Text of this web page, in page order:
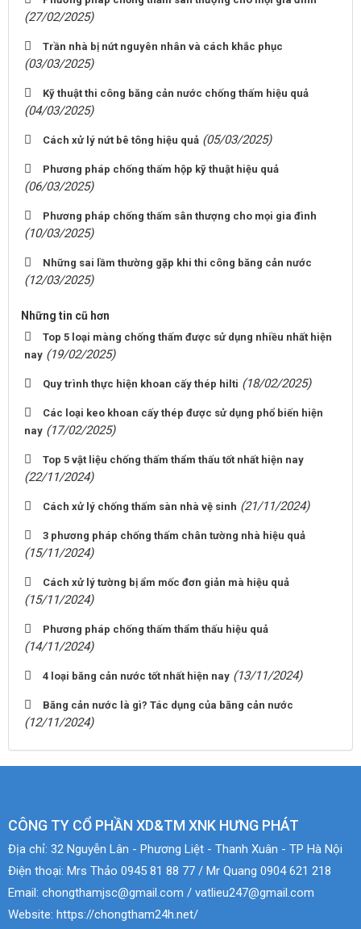
(27/02/2025)
Trần nhà bị nứt nguyên nhân và cách khắc phục
(03/03/2025)
Kỹ thuật thi công băng cản nước chống thấm hiệu quả
(04/03/2025)
Cách xử lý nứt bê tông hiệu quả (05/03/2025)
Phương pháp chống thấm hộp kỹ thuật hiệu quả
(06/03/2025)
Phương pháp chống thấm sân thượng cho mọi gia đình
(10/03/2025)
Những sai lầm thường gặp khi thi công băng cản nước
(12/03/2025)
Những tin cũ hơn
Top 5 loại màng chống thấm được sử dụng nhiều nhất hiện
nay (19/02/2025)
Quy trình thực hiện khoan cấy thép hilti (18/02/2025)
Các loại keo khoan cấy thép được sử dụng phổ biến hiện
nay (17/02/2025)
Top 5 vật liệu chống thấm thẩm thấu tốt nhất hiện nay
(22/11/2024)
Cách xử lý chống thấm sàn nhà vệ sinh (21/11/2024)
3 phương pháp chống thấm chân tường nhà hiệu quả
(15/11/2024)
Cách xử lý tường bị ẩm mốc đơn giản mà hiệu quả
(15/11/2024)
Phương pháp chống thấm thẩm thấu hiệu quả
(14/11/2024)
4 loại băng cản nước tốt nhất hiện nay (13/11/2024)
Băng cản nước là gì? Tác dụng của băng cản nước
(12/11/2024)
CÔNG TY CỔ PHẦN XD&TM XNK HƯNG PHÁT
Địa chỉ: 32 Nguyễn Lân - Phương Liệt - Thanh Xuân - TP Hà Nội
Điện thoại: Mrs Thảo 0945 81 88 77 / Mr Quang 0904 621 218
Email: chongthamjsc@gmail.com / vatlieu247@gmail.com
Website: https://chongtham24h.net/